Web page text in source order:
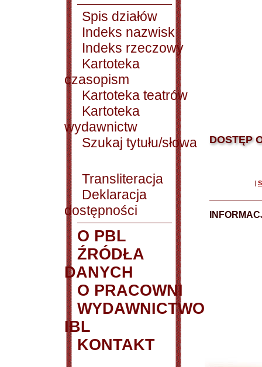
Spis działów
Indeks nazwisk
Indeks rzeczowy
Kartoteka
czasopism
Kartoteka teatrów
Kartoteka
wydawnictw
Szukaj tytułu/słowa
Transliteracja
Deklaracja
dostępności
O PBL
ŹRÓDŁA
DANYCH
O PRACOWNI
WYDAWNICTWO
IBL
KONTAKT
DOSTĘP
|